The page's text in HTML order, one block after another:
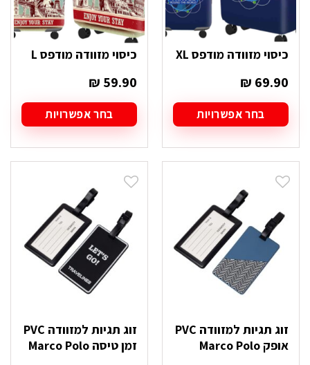
כיסוי מזוודה מודפס XL
₪ 69.90
בחר אפשרויות
זה
יש
סוגים.
לבחור
את
האפשרויות
בעמוד
המוצר
כיסוי מזוודה מודפס L
₪ 59.90
בחר אפשרויות
זה
יש
סוגים.
לבחור
את
האפשרויות
בעמוד
המוצר
זוג תגיות למזוודה PVC
אופק Marco Polo
זוג תגיות למזוודה PVC
זמן טיסה Marco Polo